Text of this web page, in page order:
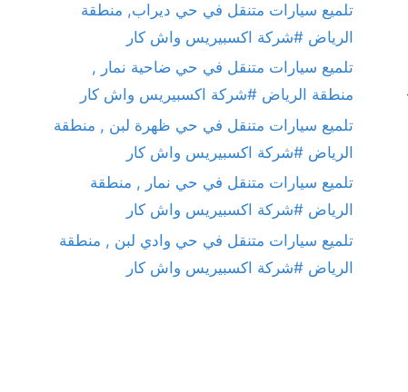
تلميع سيارات متنقل في حي ديراب, منطقة
الرياض #شركة اكسبيريس واش كار
تلميع سيارات متنقل في حي ضاحية نمار ,
منطقة الرياض #شركة اكسبيريس واش كار
تلميع سيارات متنقل في حي ظهرة لبن , منطقة
الرياض #شركة اكسبيريس واش كار
تلميع سيارات متنقل في حي نمار , منطقة
الرياض #شركة اكسبيريس واش كار
تلميع سيارات متنقل في حي وادي لبن , منطقة
الرياض #شركة اكسبيريس واش كار